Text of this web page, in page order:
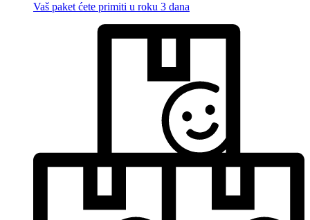
Vaš paket ćete primiti u roku 3 dana